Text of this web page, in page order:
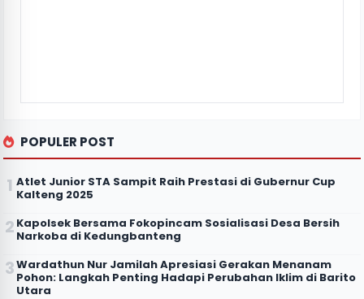
POPULER POST
Atlet Junior STA Sampit Raih Prestasi di Gubernur Cup
Kalteng 2025
Kapolsek Bersama Fokopincam Sosialisasi Desa Bersih
Narkoba di Kedungbanteng
Wardathun Nur Jamilah Apresiasi Gerakan Menanam
Pohon: Langkah Penting Hadapi Perubahan Iklim di Barito
Utara